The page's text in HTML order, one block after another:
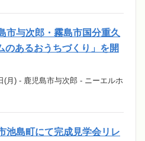
市与次郎・霧島市国分重久
のあるおうちづくり」を開
(月) - 鹿児島市与次郎 - ニーエルホ
池島町にて完成見学会リレ